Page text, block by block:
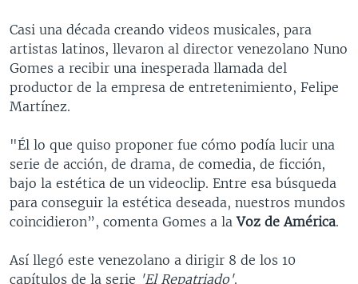
ENTRETENIMIENTO
Casi una década creando videos musicales, para
artistas latinos, llevaron al director venezolano Nuno
Gomes a recibir una inesperada llamada del
productor de la empresa de entretenimiento, Felipe
Martínez.
"Él lo que quiso proponer fue cómo podía lucir una
serie de acción, de drama, de comedia, de ficción,
bajo la estética de un videoclip. Entre esa búsqueda
para conseguir la estética deseada, nuestros mundos
coincidieron”, comenta Gomes a laVoz de América.
Así llegó este venezolano a dirigir 8 de los 10
capítulos de la serie 'El Repatriado'.